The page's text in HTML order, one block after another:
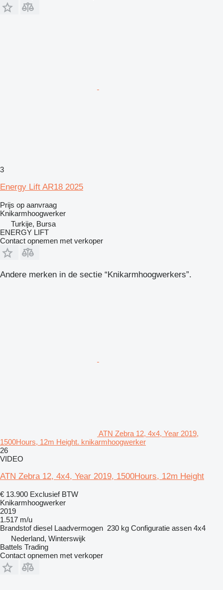
3
Energy Lift AR18 2025
Prijs op aanvraag
Knikarmhoogwerker
Turkije, Bursa
ENERGY LIFT
Contact opnemen met verkoper
Andere merken in de sectie “Knikarmhoogwerkers”.
ATN Zebra 12, 4x4, Year 2019,
1500Hours, 12m Height. knikarmhoogwerker
26
VIDEO
ATN Zebra 12, 4x4, Year 2019, 1500Hours, 12m Height
€ 13.900 Exclusief BTW
Knikarmhoogwerker
2019
1.517 m/u
Brandstof diesel Laadvermogen 230 kg Configuratie assen 4x4
Nederland, Winterswijk
Battels Trading
Contact opnemen met verkoper